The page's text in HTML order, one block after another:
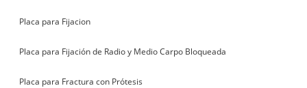
Placa para Fijacion
Placa para Fijación de Radio y Medio Carpo Bloqueada
Placa para Fractura con Prótesis